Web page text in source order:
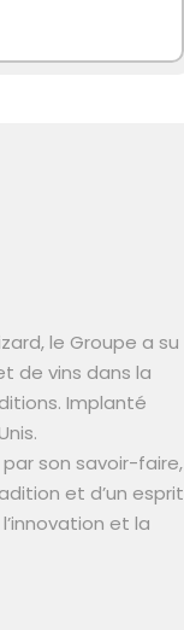
le Groupe a su
de vins dans la
Implanté
par son savoir-faire,
et d’un esprit
et la